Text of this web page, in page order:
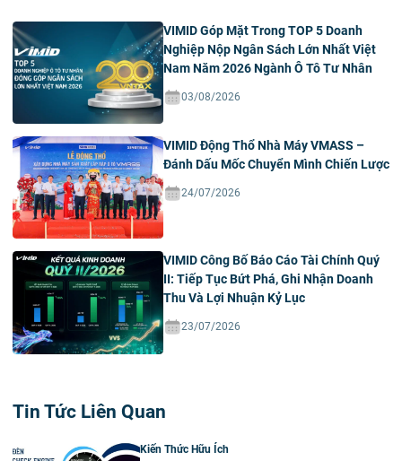
VIMID Góp Mặt Trong TOP 5 Doanh
Nghiệp Nộp Ngân Sách Lớn Nhất Việt
Nam Năm 2026 Ngành Ô Tô Tư Nhân
03/08/2026
VIMID Động Thổ Nhà Máy VMASS –
Đánh Dấu Mốc Chuyển Mình Chiến Lược
24/07/2026
VIMID Công Bố Báo Cáo Tài Chính Quý
II: Tiếp Tục Bứt Phá, Ghi Nhận Doanh
Thu Và Lợi Nhuận Kỷ Lục
23/07/2026
Tin Tức Liên Quan
Kiến Thức Hữu Ích